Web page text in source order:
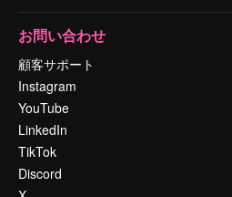
お問い合わせ
顧客サポート
Instagram
YouTube
LinkedIn
TikTok
Discord